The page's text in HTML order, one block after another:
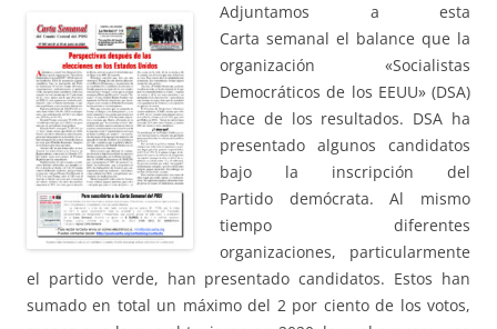
Adjuntamos a esta
Carta semanal el balance que la
organización «Socialistas
Democráticos de los EEUU» (DSA)
hace de los resultados. DSA ha
presentado algunos candidatos
bajo la inscripción del
Partido demócrata. Al mismo
tiempo diferentes
organizaciones, particularmente
el partido verde, han presentado candidatos. Estos han
sumado en total un máximo del 2 por ciento de los votos,